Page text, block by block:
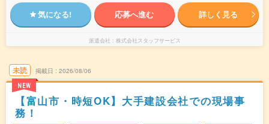
気になる! 応募へ進む 詳しく見る
派遣会社 株式会社スタッフサービス
未読
NEW
掲載日 2026/08/06
【富山市・時短OK】大手建設会社での現場事
務！